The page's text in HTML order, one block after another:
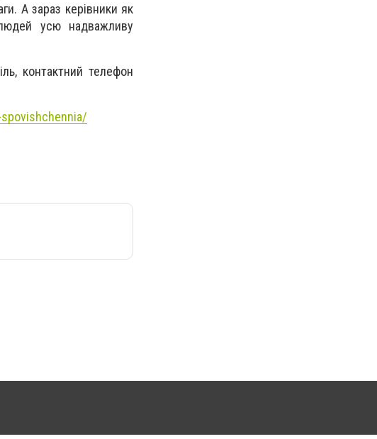
А зараз керівники як
усю надважливу
контактний телефон